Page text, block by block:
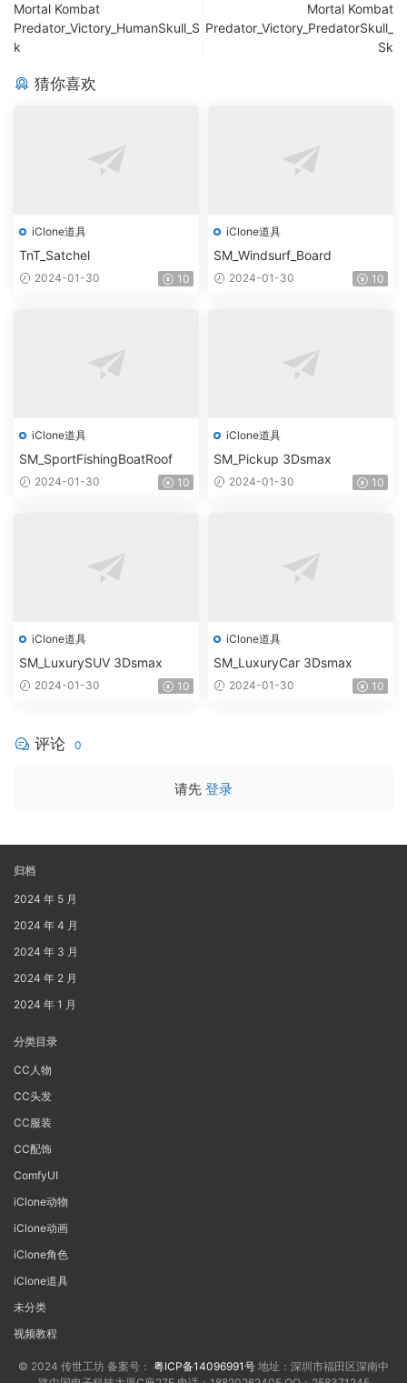
Mortal Kombat
Predator_Victory_HumanSkull_S
k
Mortal Kombat
Predator_Victory_PredatorSkull_
Sk
猜你喜欢
iClone道具
TnT_Satchel
2024-01-30 10
iClone道具
SM_Windsurf_Board
2024-01-30 10
iClone道具
SM_SportFishingBoatRoof
2024-01-30 10
iClone道具
SM_Pickup 3Dsmax
2024-01-30 10
iClone道具
SM_LuxurySUV 3Dsmax
2024-01-30 10
iClone道具
SM_LuxuryCar 3Dsmax
2024-01-30 10
评论 0
请先 登录
归档
2024 年 5 月
2024 年 4 月
2024 年 3 月
2024 年 2 月
2024 年 1 月
分类目录
CC人物
CC头发
CC服装
CC配饰
ComfyUI
iClone动物
iClone动画
iClone角色
iClone道具
未分类
视频教程
© 2024 传世工坊 备案号： 粤ICP备14096991号 地址：深圳市福田区深南中